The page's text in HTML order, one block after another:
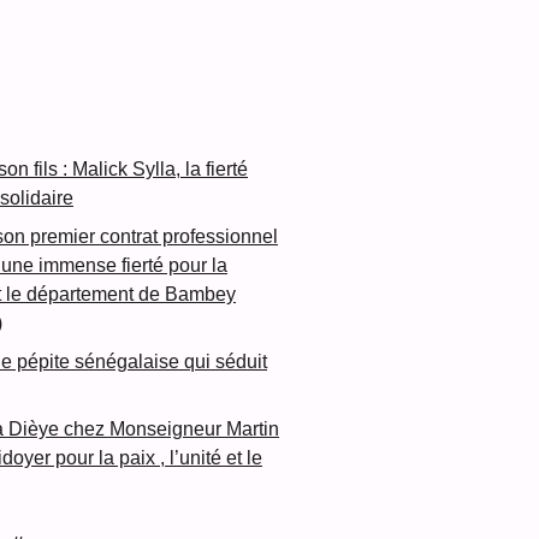
fils : Malick Sylla, la fierté
premier contrat professionnel
immense fierté pour la
le département de Bambey
pépite sénégalaise qui séduit
Dièye chez Monseigneur Martin
pour la paix , l’unité et le